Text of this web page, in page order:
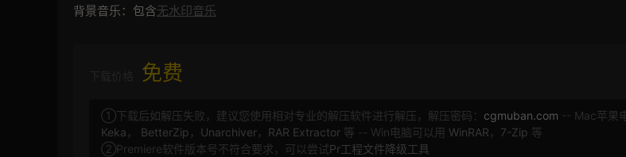
背景音乐：包含无水印音乐
免费
①下载后如解压失败，建议您使用相对专业的解压软件进行解压，解压密码： cgmuban.com -- Mac苹果
Keka ， BetterZip ， Unarchiver， RAR Extractor 等 -- Win电脑可以用 WinRAR ， 7-Zip 等
②Premiere软件版本号不符合要求，可以尝试Pr工程文件降级工具